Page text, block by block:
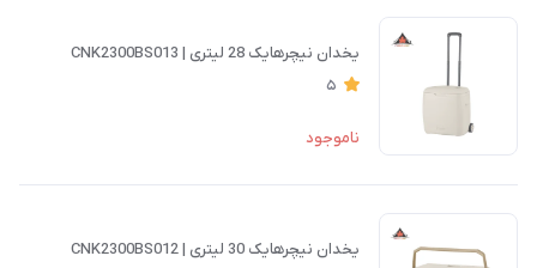
یخدان نیچرهایک 28 لیتری | CNK2300BS013
5
ناموجود
یخدان نیچرهایک 30 لیتری | CNK2300BS012